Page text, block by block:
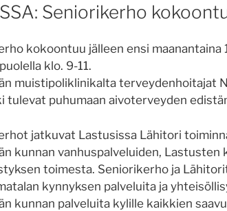
Seniorikerho
kokoontuu jälleen ensi maanantaina
klo. 9-11.
muistipoliklinikalta terveydenhoitajat
tulevat puhumaan aivoterveyden
jatkuvat Lastusissa Lähitori
kunnan vanhuspalveluiden, Lastusten
toimesta. Seniorikerho ja
kynnyksen palveluita ja
kunnan palveluita kylille kaikkien